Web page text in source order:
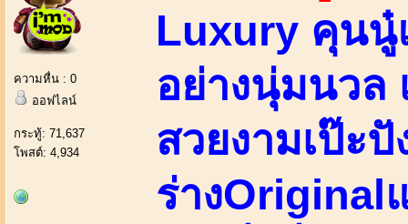
ความหื่น : 0
ออฟไลน์
กระทู้: 71,637
โพสต์: 4,934
Luxury คุนนู๋
อย่างนุ่มนวล
สวยงามเป๊ะปั
ร่างOriginal